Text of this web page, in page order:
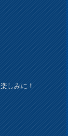
しみに！